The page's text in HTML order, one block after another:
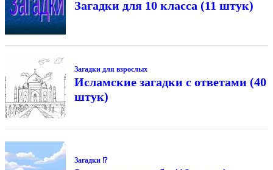
Загадки для 10 класса (11 штук)
Загадки для взрослых
Исламские загадки с ответами (40
штук)
Загадки ⁉